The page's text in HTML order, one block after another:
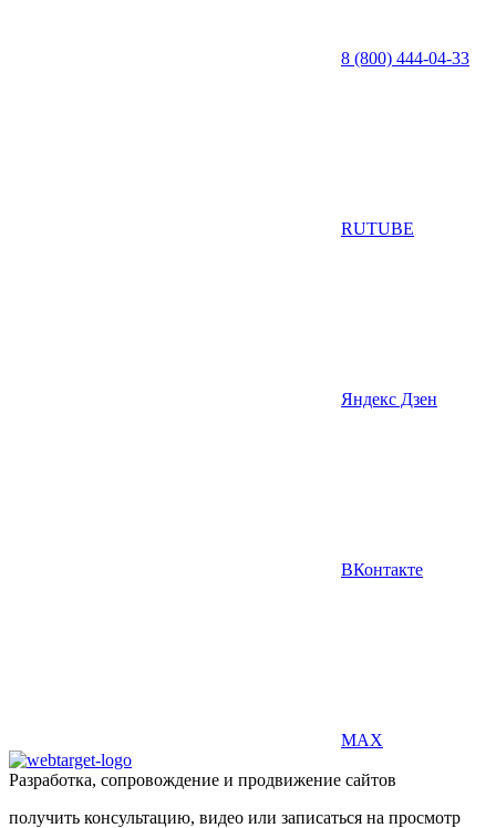
8 (800) 444-04-33
RUTUBE
Яндекс Дзен
ВКонтакте
MAX
Разработка, сопровождение и продвижение сайтов
получить консультацию, видео или записаться на просмотр